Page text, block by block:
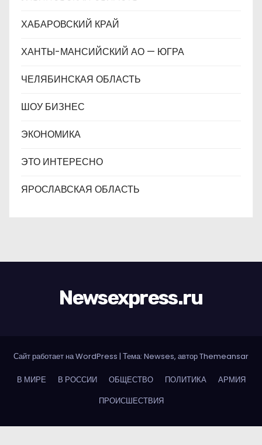
ХАБАРОВСКИЙ КРАЙ
ХАНТЫ-МАНСИЙСКИЙ АО — ЮГРА
ЧЕЛЯБИНСКАЯ ОБЛАСТЬ
ШОУ БИЗНЕС
ЭКОНОМИКА
ЭТО ИНТЕРЕСНО
ЯРОСЛАВСКАЯ ОБЛАСТЬ
Newsexpress.ru
Сайт работает на WordPress | Тема: Newses, авторThemeansar
В МИРЕ В РОССИИ ОБЩЕСТВО ПОЛИТИКА
АРМИЯ
ПРОИСШЕСТВИЯ